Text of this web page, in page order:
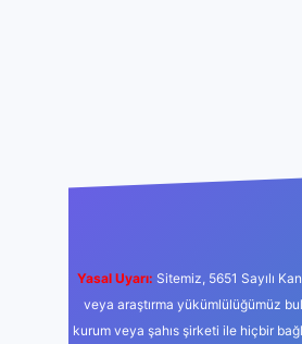
Yasal Uyarı: Sitemiz, 5651 Sayılı
veya araştırma yükümlülüğümüz
kurum veya şahıs şirketi ile hiçbir